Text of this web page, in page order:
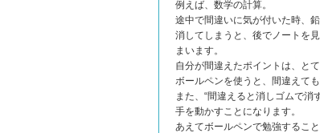
例えば、数学の計算。
途中で間違いに気が付いた時、
消してしまうと、後でノートを
まいます。
自分が間違えたポイントは、と
ボールペンを使うと、間違えて
また、“間違えると消しゴムで
手を動かすことになります。
あえてボールペンで勉強するこ